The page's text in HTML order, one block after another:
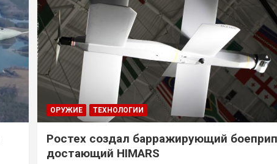
ОРУЖИЕ ТЕХНОЛОГИИ
Ростех создал барражирующий
достающий HIMARS